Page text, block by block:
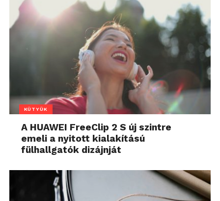
KÜTYÜK
A HUAWEI FreeClip 2 S új szintre
emeli a nyitott kialakítású
fülhallgatók dizájnját